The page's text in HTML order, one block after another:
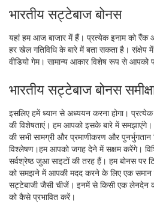
भारतीय सट्टेबाज बोनस
यहां हम आज बाजार में हैं। प्रत्येक इनाम को रैंक
हर खेल गतिविधि के बारे में बता सकता है।
वीडियो गेम। सामान्य आकार विशेष रूप से आपको
भारतीय सट्टेबाज बोनस
इसलिए हमें ध्यान से अध्ययन करना होगा।
की विशेषताएं। हम आपको इसके बारे में
की सभी सामग्री और प्रमाणीकरण और पुनर्भुगतान
विश्लेषण।हम आपको जगह देने में सक्षम करेंगे।
सर्वश्रेष्ठ जुआ साइटों की तरह हैं। हम बोनस पर
को समझने में आपकी मदद करने के लिए एक समान
सट्टेबाजी जैसी चीजें। इनमें से किसी एक लेनदेन
को कैसे प्रभावित करें।